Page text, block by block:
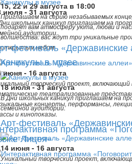
15, 22 и 29 августа в 18:00
Приглашаем на серию незабываемых
подарят вам атмосферу уюта, любви и
волшебства: вас ждут три уникальные
открытым небом.
Каникулы в музее
18 июля - 31 августа
В Дни школьных каникул приглашаем на
семейной аудитории.
Арт-фестиваль
14 июня - 16 августа
Уникальный творческий проект,
июля - 31 августа
школьных каникул приглашаем на
аудитории.
фестиваль «Державинские
июня - 16 августа
творческий проект, включающий
театрализованные
концерты, перформансы,
и кинопоказы.
программа
Лицея»